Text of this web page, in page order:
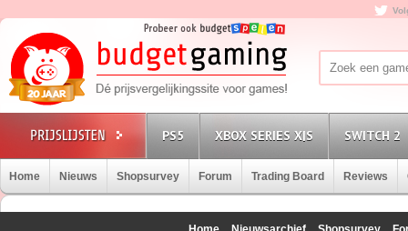
PS5 XBOX SERIES X|S SWITCH 2
Home Nieuws Shopsurvey Forum Trading Board Reviews